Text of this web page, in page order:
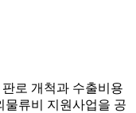
로 개척과 수출비용
물류비 지원사업을 공